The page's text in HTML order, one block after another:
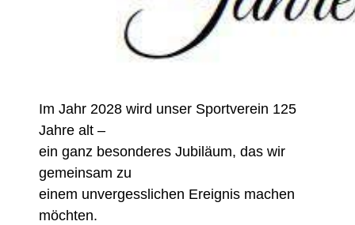
Im Jahr 2028 wird unser Sportverein 125
Jahre alt –
ein ganz besonderes Jubiläum, das wir
gemeinsam zu
einem unvergesslichen Ereignis machen
möchten.